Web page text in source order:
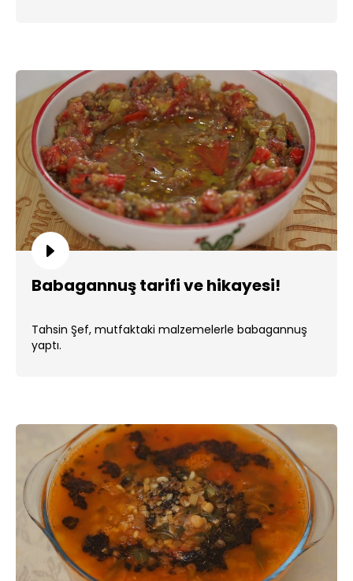
Babagannuş tarifi ve hikayesi!
Tahsin Şef, mutfaktaki malzemelerle babagannuş
yaptı.